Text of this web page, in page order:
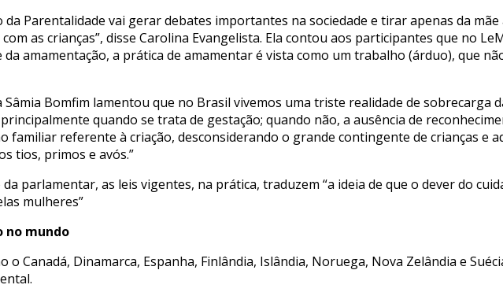
da Parentalidade vai gerar debates importantes na sociedade e tirar apenas da
as crianças”, disse Carolina Evangelista. Ela contou aos participantes que no
amamentação, a prática de amamentar é vista como um trabalho (árduo), que
Sâmia Bomfim lamentou que no Brasil vivemos uma triste realidade de sobrecarga
quando se trata de gestação; quando não, a ausência de
familiar referente à criação, desconsiderando o grande contingente de crianças e
tios, primos e avós.”
parlamentar, as leis vigentes, na prática, traduzem “a ideia de que o dever do
mulheres”
no mundo
o Canadá, Dinamarca, Espanha, Finlândia, Islândia, Noruega, Nova Zelândia e